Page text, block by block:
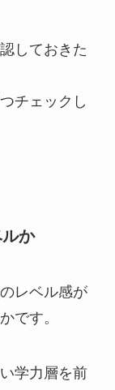
しておきた
チェックし
か
レベル感が
です。
学力層を前